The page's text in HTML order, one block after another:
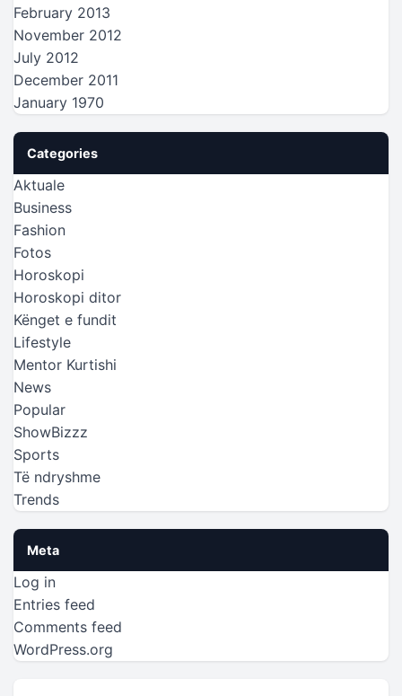
February 2013
November 2012
July 2012
December 2011
January 1970
Categories
Aktuale
Business
Fashion
Fotos
Horoskopi
Horoskopi ditor
Kënget e fundit
Lifestyle
Mentor Kurtishi
News
Popular
ShowBizzz
Sports
Të ndryshme
Trends
Meta
Log in
Entries feed
Comments feed
WordPress.org